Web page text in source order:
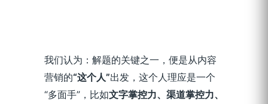
我们认为：解题的关键之一，便是从内容
营销的“这个人”出发，这个人理应是一个
“多面手”，比如文字掌控力、渠道掌控力、